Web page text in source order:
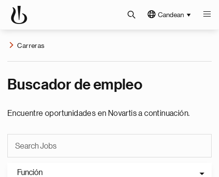
Candean
Carreras
Buscador de empleo
Encuentre oportunidades en Novartis a continuación.
Función